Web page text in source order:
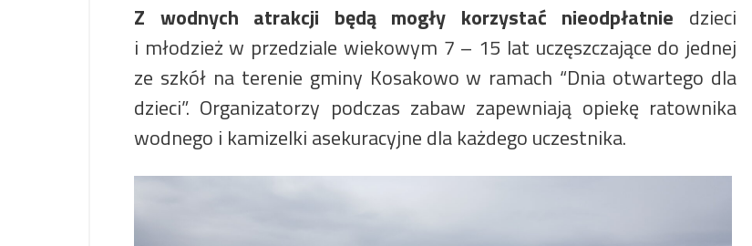
Z wodnych atrakcji będą mogły korzystać nieodpłatnie dzieci
i młodzież w przedziale wiekowym 7 – 15 lat uczęszczające do jednej
ze szkół na terenie gminy Kosakowo w ramach “Dnia otwartego dla
dzieci”. Organizatorzy podczas zabaw zapewniają opiekę ratownika
wodnego i kamizelki asekuracyjne dla każdego uczestnika.